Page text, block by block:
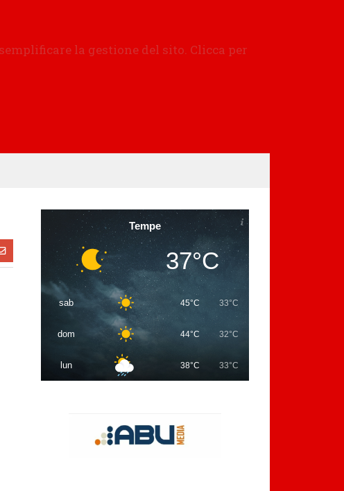
Tempe
37°C
sab 45°C 33°C
dom 44°C 32°C
lun 38°C 33°C